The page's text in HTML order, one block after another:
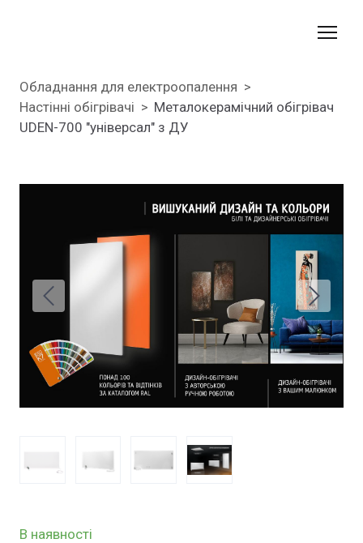
Обладнання для електроопалення
Настінні обігрівачі
Металокерамічний обігрівач
UDEN-700 "універсал" з ДУ
В наявності